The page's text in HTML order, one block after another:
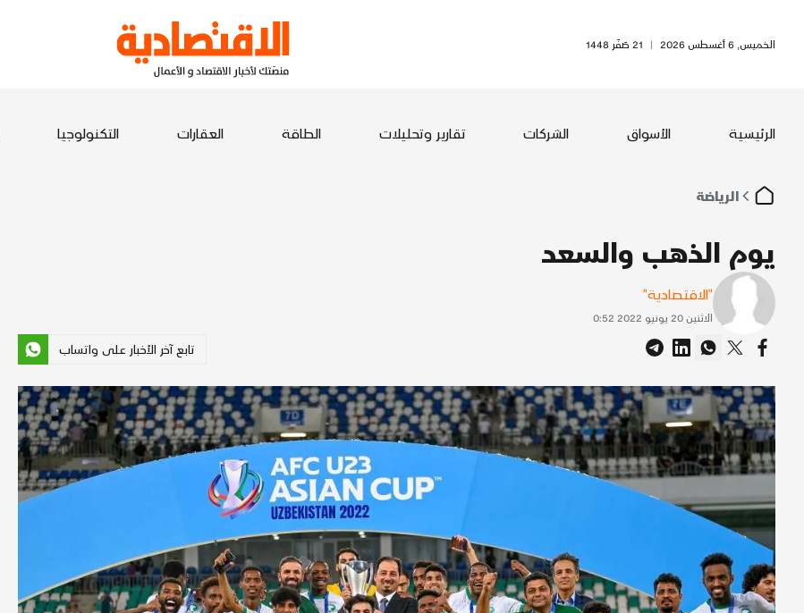
الخميس, 6 أغسطس 2026 | 21 صَفَر 1448
الرئيسية الأسواق الشركات تقارير وتحليلات الطاقة العقارات التكنولوجيا
الرياضة
يوم الذهب والسعد
"الاقتصادية"
الاثنين 20 يونيو 2022 0:52
تابع آخر الأخبار على واتساب